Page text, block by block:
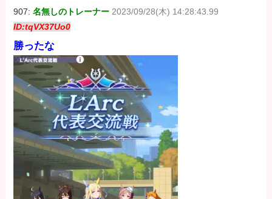
907:名無しのトレーナー 2023/09/28(木) 14:28:43.99
ID:tqVX37Uo0
勝ったな